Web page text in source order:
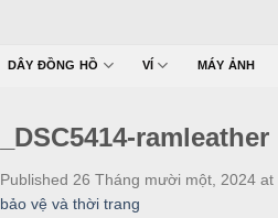
DÂY ĐỒNG HỒ VÍ MÁY ẢNH
_DSC5414-ramleather
Published 26 Tháng mười một, 2024 at
bảo vệ và thời trang